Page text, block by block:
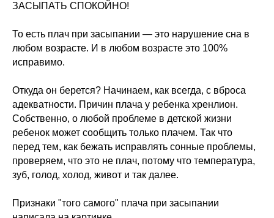
ЗАСЫПАТЬ СПОКОЙНО!
То есть плач при засыпании — это нарушение сна в
любом возрасте. И в любом возрасте это 100%
исправимо.
Откуда он берется? Начинаем, как всегда, с вброса
адекватности. Причин плача у ребенка хренлион.
Собственно, о любой проблеме в детской жизни
ребенок может сообщить только плачем. Так что
перед тем, как бежать исправлять сонные проблемы,
проверяем, что это не плач, потому что температура,
зуб, голод, холод, живот и так далее.
Признаки "того самого" плача при засыпании